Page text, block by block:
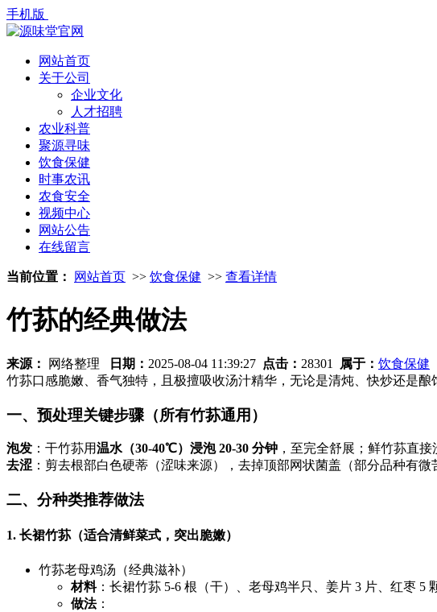
手机版
网站首页
关于公司
企业文化
人才招聘
农业科普
聚源寻味
饮食保健
时事农讯
农食安全
视频中心
网站公告
在线留言
当前位置： 网站首页 >> 饮食保健 >> 查看详情
竹荪的经典做法
来源： 网络整理 日期： 2025-08-04 11:39:27 点击： 28301 属于： 饮食保健
竹荪口感脆嫩、香气独特，且极擅吸收汤汁精华，无论是清炖、快炒还是
一、预处理关键步骤（所有竹荪通用）
泡发 ：干竹荪用温水（30-40℃）浸泡 20-30 分钟 ，至完全舒展；鲜竹荪直接
去涩 ：剪去根部白色硬蒂（涩味来源），去掉顶部网状菌盖（部分品种有
二、分种类推荐做法
1. 长裙竹荪（适合清鲜菜式，突出脆嫩）
竹荪老母鸡汤（经典滋补）
材料：长裙竹荪 5-6 根（干）、老母鸡半只、姜片 3 片、红枣 5
做法：